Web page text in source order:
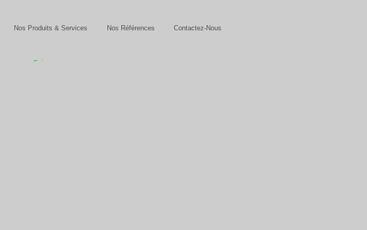
Nos Produits & Services Nos Références Contactez-Nous
Suivez-